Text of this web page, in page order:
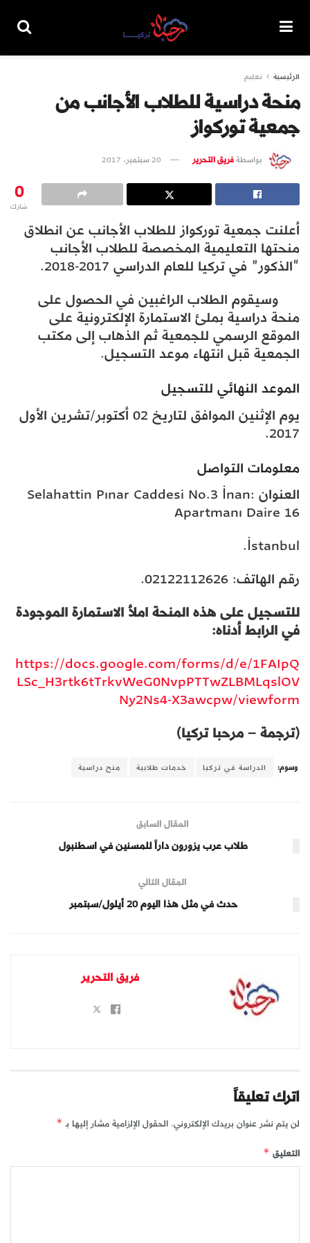
الرئيسية تعليم
منحة دراسية للطلاب الأجانب من
جمعية توركواز
بواسطةفريق التحرير 20 سبتمبر، 2017
0
شارك
أعلنت جمعية توركواز للطلاب الأجانب عن انطلاق
منحتها التعليمية المخصصة للطلاب الأجانب
“الذكور” في تركيا للعام الدراسي 2017-2018.
وسيقوم الطلاب الراغبين في الحصول على
منحة دراسية بملئ الاستمارة الإلكترونية على
الموقع الرسمي للجمعية ثم الذهاب إلى مكتب
الجمعية قبل انتهاء موعد التسجيل.
الموعد النهائي للتسجيل
يوم الإثنين الموافق لتاريخ 02 أكتوبر/تشرين الأول
2017.
معلومات التواصل
العنوان :Selahattin Pınar Caddesi No.3 İnan
Apartmanı Daire 16
İstanbul.
رقم الهاتف: 02122112626.
للتسجيل على هذه المنحة املأ الاستمارة الموجودة
في الرابط أدناه:
https://docs.google.com/forms/d/e/1FAIpQ
LSc_H3rtk6tTrkvWeG0NvpPTTwZLBMLqslOV
Ny2Ns4-X3awcpw/viewform
(ترجمة – مرحبا تركيا)
وسوم: الدراسة في تركيا خدمات طلابية منح دراسية
المقال السابق
طلاب عرب يزورون داراً للمسنين في اسطنبول
المقال التالي
حدث في مثل هذا اليوم 20 أيلول/سبتمبر
فريق التحرير
اترك تعليقاً
لن يتم نشر عنوان بريدك الإلكتروني. الحقول الإلزامية مشار إليها بـ *
التعليق *